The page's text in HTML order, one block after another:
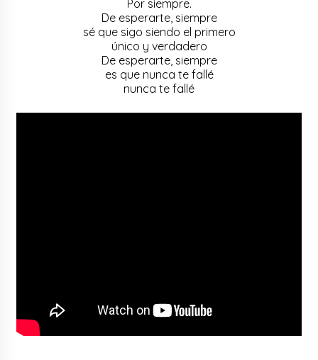
Por siempre.
De esperarte, siempre
sé que sigo siendo el primero
único y verdadero
De esperarte, siempre
es que nunca te fallé
nunca te fallé